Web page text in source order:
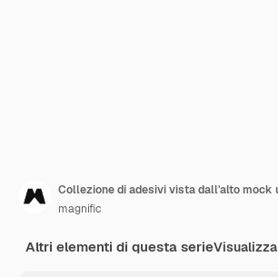
Collezione di adesivi vista dall'alto mock
magnific
Altri elementi di questa serie